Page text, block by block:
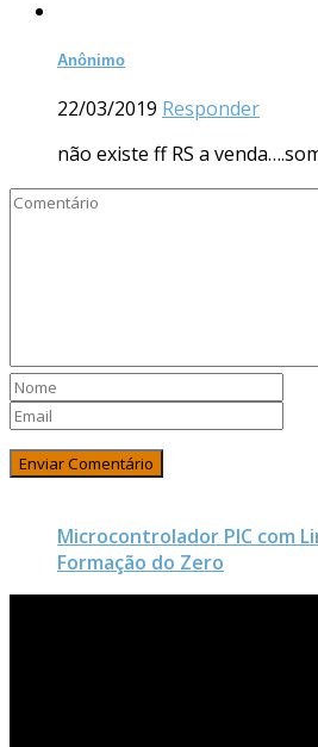
Anônimo
22/03/2019 Responder
não existe ff RS a
Microcontrolador PIC com
Formação do Zero